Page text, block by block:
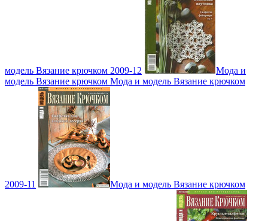
модель Вязание крючком 2009-12
Мода и
модель Вязание крючком Мода и модель Вязание крючком
2009-11 Мода и модель Вязание крючком